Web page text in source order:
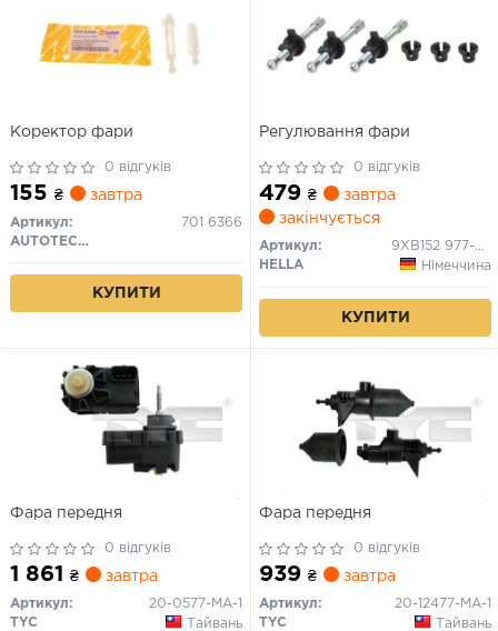
Коректор фари
0 відгуків
155 ₴ завтра
Артикул:
701 6366
AUTOTECHTEILE
КУПИТИ
Регулювання фари
0 відгуків
479 ₴
завтра
закінчується
Артикул:
9XB152 977-001
HELLA
Німеччина
КУПИТИ
Фара передня
0 відгуків
1 861 ₴ завтра
Артикул:
20-0577-MA-1
TYC
Тайвань
Фара передня
0 відгуків
939 ₴ завтра
Артикул:
20-12477-MA-1
TYC
Тайвань